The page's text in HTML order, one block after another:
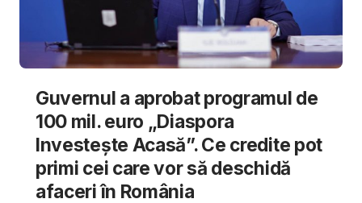
Guvernul a aprobat programul de
100 mil. euro „Diaspora
Investește Acasă”. Ce credite pot
primi cei care vor să deschidă
afaceri în România